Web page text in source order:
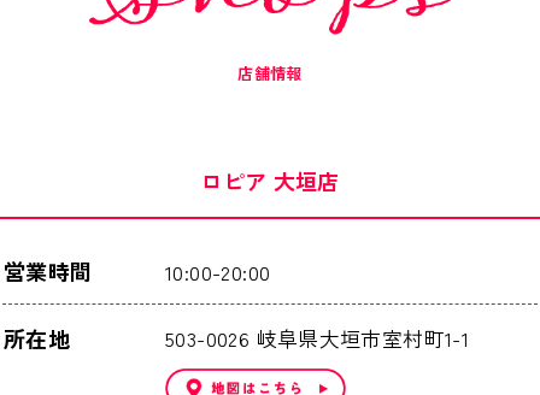
店舗情報
ロピア 大垣店
営業時間 10:00-20:00
所在地 503-0026 岐阜県大垣市室村町1-1